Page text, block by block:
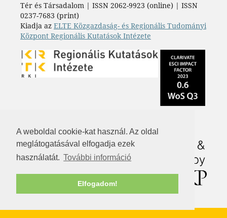
A weboldal cookie-kat használ. Az oldal
meglátogatásával elfogadja ezek
használatát. További információ
Elfogadom!
Tér és Társadalom | ISSN 2062-9923 (online) | ISSN
0237-7683 (print)
Kiadja az ELTE Közgazdaság- és Regionális Tudományi
Központ Regionális Kutatások Intézete